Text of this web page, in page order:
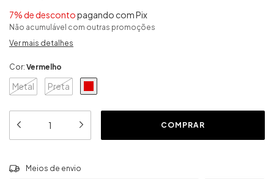
7% de descontopagando com Pix
Não acumulável com outras promoções
Ver mais detalhes
Cor: Vermelho
Metal Preta
Entregas para o CEP:
Meios de envio